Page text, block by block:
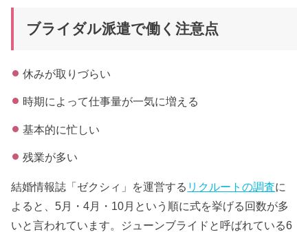
ブライダル派遣で働く注意点
休みが取りづらい
時期によって仕事量が一気に増える
基本的に忙しい
残業が多い
結婚情報誌「ゼクシィ」を運営する リクルートの調査に
よると、5月・4月・10月という順に式を挙げる回数が多
いと言われています。ジューンブライドと呼ばれている6